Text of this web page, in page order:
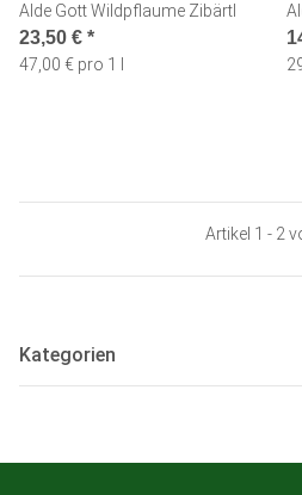
Alde Gott Wildpflaume Zibärtl
23,50 € *
47,00 € pro 1 l
Artikel 1 - 2
Kategorien